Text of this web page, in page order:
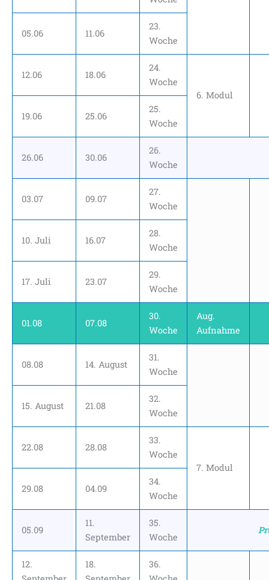
05.06 11.06
23.
Woche
12.06 18.06
24.
Woche
6. Modul
19.06
25.06
25.
Woche
26.06 30.06
26.
Woche
03.07 09.07
27.
Woche
10. Juli 16.07
28.
Woche
17. Juli 23.07
29.
Woche
01.08 07.08
30.
Woche
Aug.
Aufnahme
08.08 14. August
31.
Woche
15. August 21.08
32.
Woche
22.08 28.08
33.
Woche
7. Modul
29.08
04.09
34.
Woche
05.09
11.
September
35.
Woche
12.
18.
36.